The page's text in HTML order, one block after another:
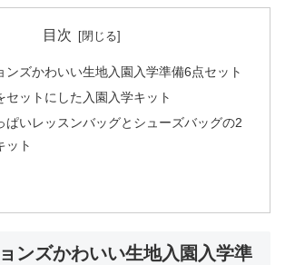
目次
ンズかわいい生地入園入学準備6点セット
セットにした入園入学キット
ぱいレッスンバッグとシューズバッグの2
ット
ンズかわいい生地入園入学準